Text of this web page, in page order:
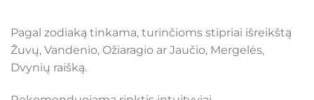
Pagal zodiaką tinkama, turinčioms stipriai išreikštą
Žuvų, Vandenio, Ožiaragio ar Jaučio, Mergelės,
Dvynių raišką.